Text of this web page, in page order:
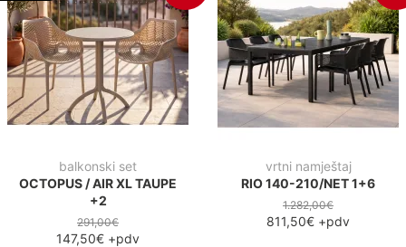
balkonski set
OCTOPUS / AIR XL TAUPE
+2
291,00€
147,50€ +pdv
vrtni namještaj
RIO 140-210/NET 1+6
1.282,00€
811,50€ +pdv